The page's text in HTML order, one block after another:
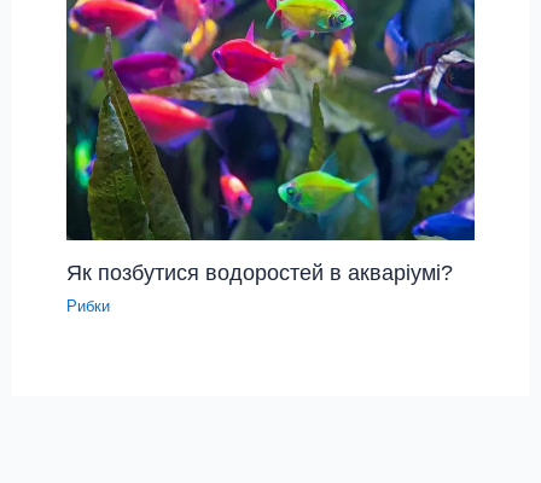
Як позбутися водоростей в акваріумі?
Рибки